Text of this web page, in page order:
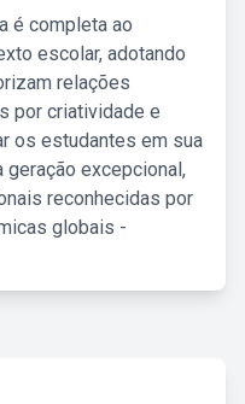
é completa ao
escolar, adotando
relações
por criatividade e
os estudantes em sua
geração excepcional,
reconhecidas por
globais -